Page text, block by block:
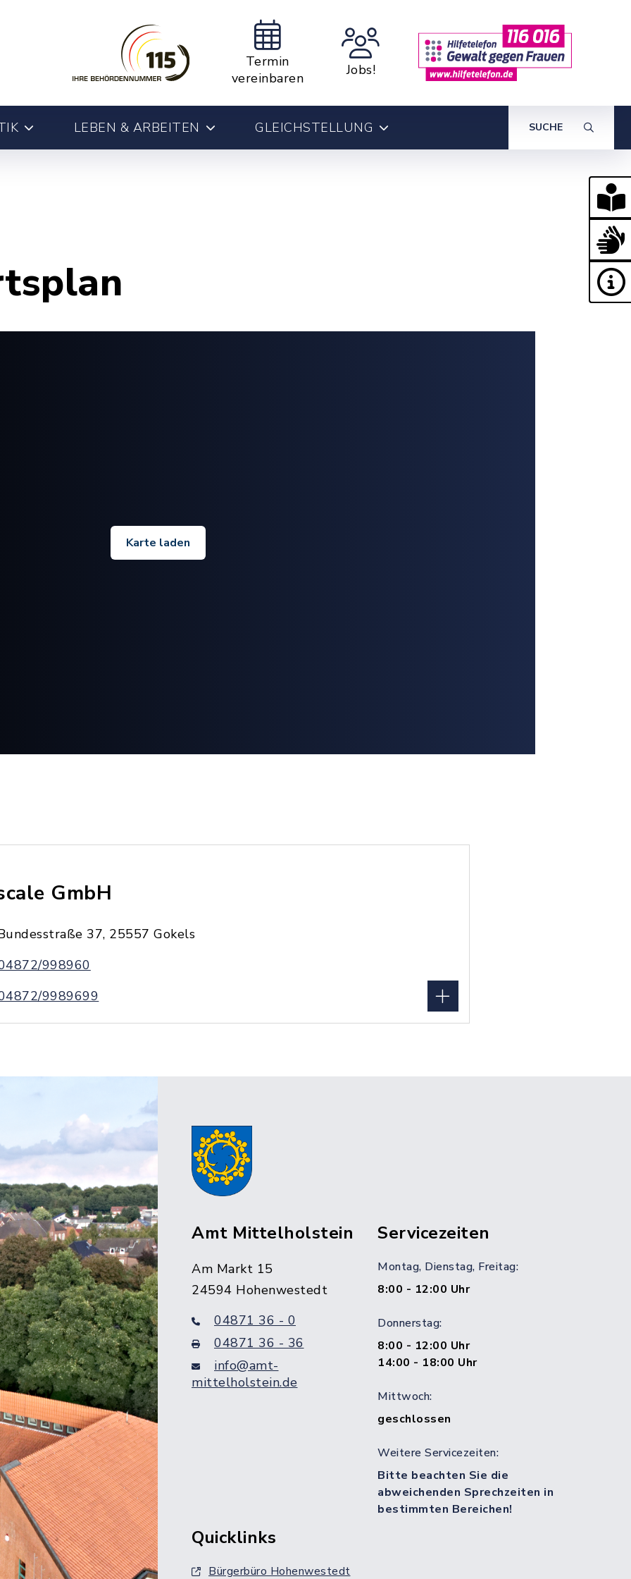
Termin
vereinbaren
Jobs!
LEBEN & ARBEITEN GLEICHSTELLUNG SUCHE
Karte laden
GmbH
37, 25557 Gokels
998960
9989699
Amt Mittelholstein
Am Markt 15
24594 Hohenwestedt
04871 36 - 0
04871 36 - 36
info@amt-
mittelholstein.de
Servicezeiten
Montag, Dienstag, Freitag:
8:00 - 12:00 Uhr
Donnerstag:
8:00 - 12:00 Uhr
14:00 - 18:00 Uhr
Mittwoch:
geschlossen
Weitere Servicezeiten:
Bitte beachten Sie die
abweichenden Sprechzeiten in
bestimmten Bereichen!
Quicklinks
Bürgerbüro Hohenwestedt